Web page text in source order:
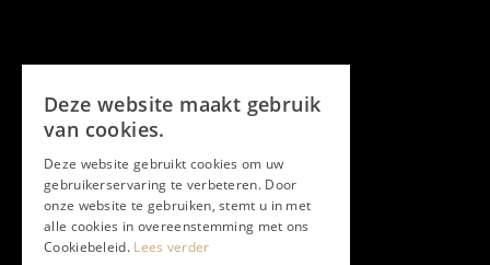
Facebook
Twitter
Instagram
Deze website maakt gebruik
van cookies.
Deze website gebruikt cookies om uw
gebruikerservaring te verbeteren. Door
onze website te gebruiken, stemt u in met
alle cookies in overeenstemming met ons
Cookiebeleid. Lees verder